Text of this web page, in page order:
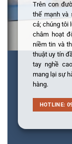
Trên con
thế mạnh và
cả; chúng tôi
châm hoạt
niềm tin và
thuật uy tín
tay nghề
mang lại sự
hàng.
HOTLINE: